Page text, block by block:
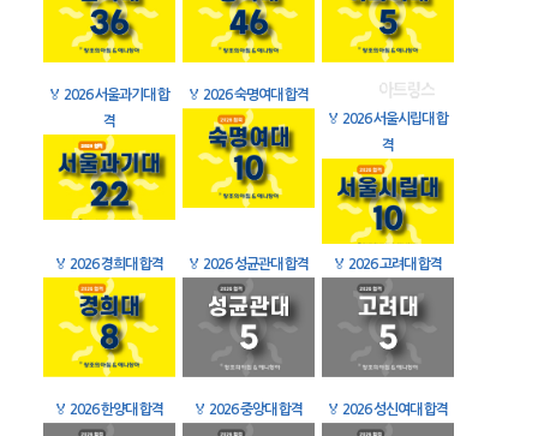
🏅 2026 서울과기대 합
격
🏅 2026 숙명여대 합격
🏅 2026 서울시립대 합
격
🏅 2026 경희대 합격 🏅 2026 성균관대 합격 🏅 2026 고려대 합격
🏅 2026 한양대 합격 🏅 2026 중앙대 합격 🏅 2026 성신여대 합격